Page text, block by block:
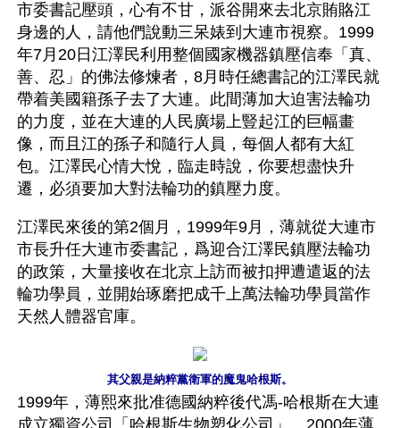
市委書記壓頭，心有不甘，派谷開來去北京賄賂江
身邊的人，請他們說動三呆婊到大連市視察。1999
年7月20日江澤民利用整個國家機器鎮壓信奉「真、
善、忍」的佛法修煉者，8月時任總書記的江澤民就
帶着美國籍孫子去了大連。此間薄加大迫害法輪功
的力度，並在大連的人民廣場上豎起江的巨幅畫
像，而且江的孫子和隨行人員，每個人都有大紅
包。江澤民心情大悅，臨走時說，你要想盡快升
遷，必須要加大對法輪功的鎮壓力度。
江澤民來後的第2個月，1999年9月，薄就從大連市
市長升任大連市委書記，爲迎合江澤民鎮壓法輪功
的政策，大量接收在北京上訪而被扣押遭遣返的法
輪功學員，並開始琢磨把成千上萬法輪功學員當作
天然人體器官庫。
其父親是納粹黨衛軍的魔鬼哈根斯。
1999年，薄熙來批准德國納粹後代馮-哈根斯在大連
成立獨資公司「哈根斯生物塑化公司」。2000年薄